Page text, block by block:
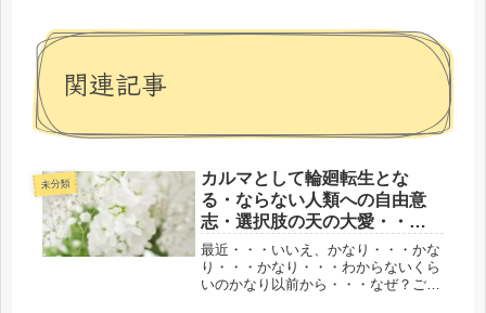
関連記事
未分類
カルマとして輪廻転生とな
る・ならない人類への自由意
志・選択肢の天の大愛・・・
を知る
最近・・・いいえ、かなり・・・かな
り・・・かなり・・・わからないくら
いのかなり以前から・・・なぜ？ご縁